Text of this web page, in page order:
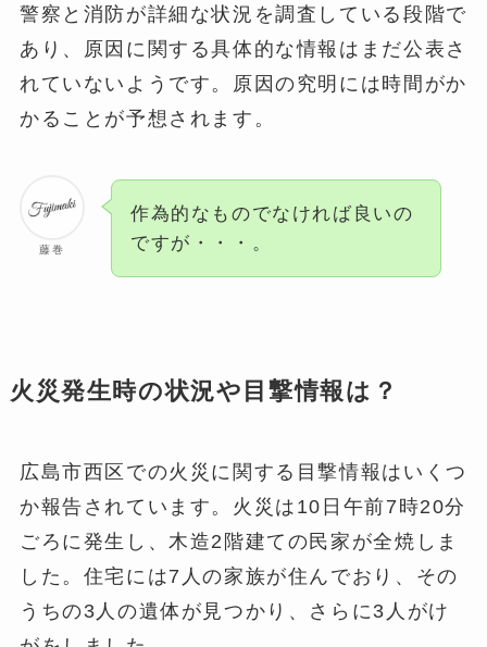
警察と消防が詳細な状況を調査している段階で
あり、原因に関する具体的な情報はまだ公表さ
れていないようです。原因の究明には時間がか
かることが予想されます。
藤巻
作為的なものでなければ良いの
ですが・・・。
火災発生時の状況や目撃情報は？
広島市西区での火災に関する目撃情報はいくつ
か報告されています。火災は10日午前7時20分
ごろに発生し、木造2階建ての民家が全焼しま
した。住宅には7人の家族が住んでおり、その
うちの3人の遺体が見つかり、さらに3人がけ